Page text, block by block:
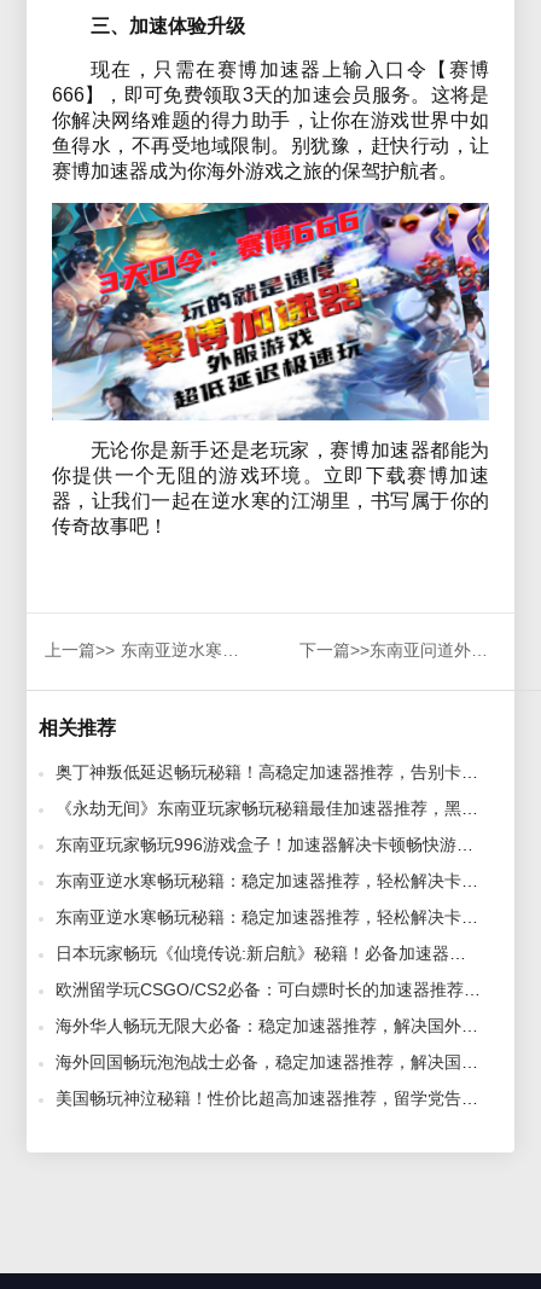
三、加速体验升级
现在，只需在赛博加速器上输入口令【赛博
666】，即可免费领取3天的加速会员服务。这将是
你解决网络难题的得力助手，让你在游戏世界中如
鱼得水，不再受地域限制。别犹豫，赶快行动，让
赛博加速器成为你海外游戏之旅的保驾护航者。
无论你是新手还是老玩家，赛博加速器都能为
你提供一个无阻的游戏环境。立即下载赛博加速
器，让我们一起在逆水寒的江湖里，书写属于你的
传奇故事吧！
上一篇>> 东南亚逆水寒畅玩秘籍：稳定加速器推荐，轻松解决卡顿与游戏无法进入的烦恼！ 下一篇>>东南亚问道外传玩家加速器选择与留学党黑屏闪退解决指南
相关推荐